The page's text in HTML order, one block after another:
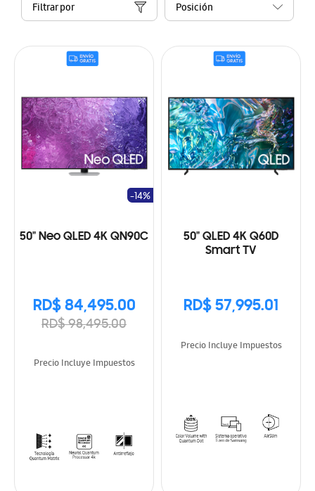
Filtrar por
50" Neo QLED 4K QN90C
RD$ 84,495.00
RD$ 98,495.00
-14%
Precio Incluye Impuestos
50" QLED 4K Q60D
Smart TV
RD$ 57,995.01
Precio Incluye Impuestos